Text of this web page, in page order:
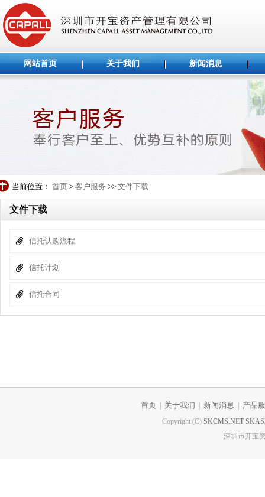
网站首页 关于我们 新闻消息
当前位置： 首页 > 客户服务 >> 文件下载
文件下载
信托认购流程
信托计划
信托合同
首页 关于我们 新闻消息 产品
Copyright (C) SKCMS.NET
深圳市开宝